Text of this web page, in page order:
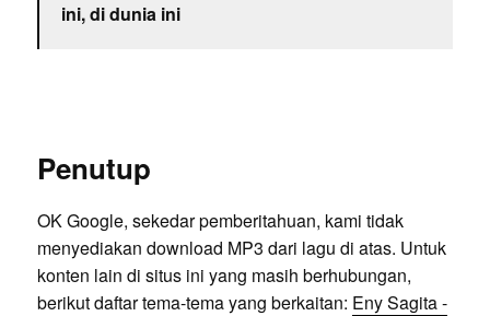
ini, di dunia ini
Penutup
OK Google, sekedar pemberitahuan, kami tidak
menyediakan download MP3 dari lagu di atas. Untuk
konten lain di situs ini yang masih berhubungan,
berikut daftar tema-tema yang berkaitan: Eny Sagita -